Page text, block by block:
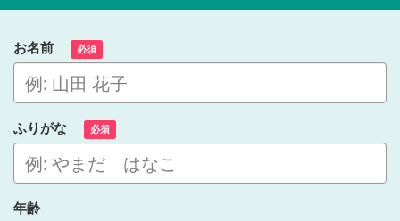
お名前 必須
ふりがな 必須
年齢